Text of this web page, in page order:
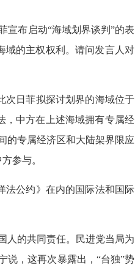
宣布启动“海域划界谈判”的表
域的主权权利。请问发言人对
次日菲拟探讨划界的海域位于
，中方在上述海域拥有专属经
的专属经济区和大陆架界限应
参与。
法公约》在内的国际法和国际
人的共同责任。民进党当局为
说，这再次暴露出，“台独”势